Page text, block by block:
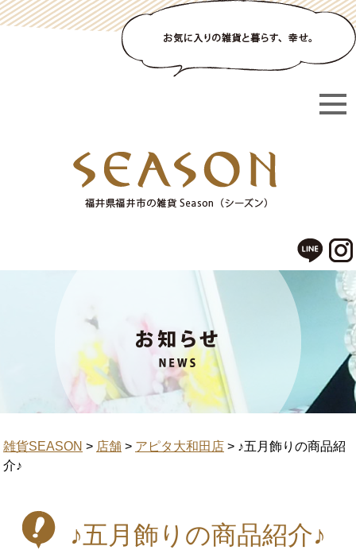
雑貨SEASON > 店舗 > アピタ大和田店 > ♪五月飾りの商品紹
介♪
♪五月飾りの商品紹介♪